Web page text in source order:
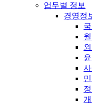
업무별 정보
경영정